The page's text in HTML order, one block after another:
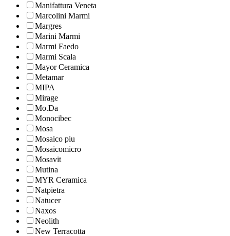
Manifattura Veneta
Marcolini Marmi
Margres
Marini Marmi
Marmi Faedo
Marmi Scala
Mayor Ceramica
Metamar
MIPA
Mirage
Mo.Da
Monocibec
Mosa
Mosaico piu
Mosaicomicro
Mosavit
Mutina
MYR Ceramica
Natpietra
Natucer
Naxos
Neolith
New Terracotta